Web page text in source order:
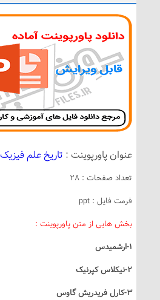
عنوان پاورپوینت : تاریخ علم فیزیک
تعداد صفحات : 28
فرمت فایل : ppt
بخش هایی از متن پاورپوینت :
1-ارشمیدس
2-نیکلاس کپرنیک
3-کارل فریدریش گاوس